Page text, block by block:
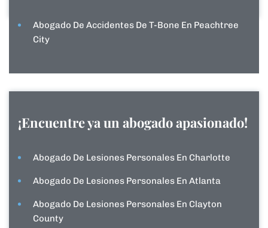
Abogado De Accidentes De T-Bone En Peachtree
City
¡Encuentre ya un abogado apasionado!
Abogado De Lesiones Personales En Charlotte
Abogado De Lesiones Personales En Atlanta
Abogado De Lesiones Personales En Clayton
County